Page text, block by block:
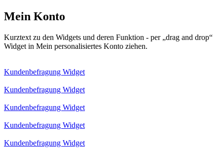
Mein Konto
Kurztext zu den Widgets und deren Funktion - per „drag and drop“
Widget in Mein personalisiertes Konto ziehen.
Kundenbefragung Widget
Kundenbefragung Widget
Kundenbefragung Widget
Kundenbefragung Widget
Kundenbefragung Widget